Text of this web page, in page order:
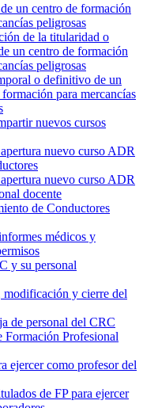
un centro de formación
peligrosas
de la titularidad o
un centro de formación
peligrosas
o definitivo de un
para mercancías
nuevos cursos
nuevo curso ADR
nuevo curso ADR
docente
de Conductores
médicos y
y su personal
modificación y cierre del
de personal del CRC
Formación Profesional
ejercer como profesor del
de FP para ejercer